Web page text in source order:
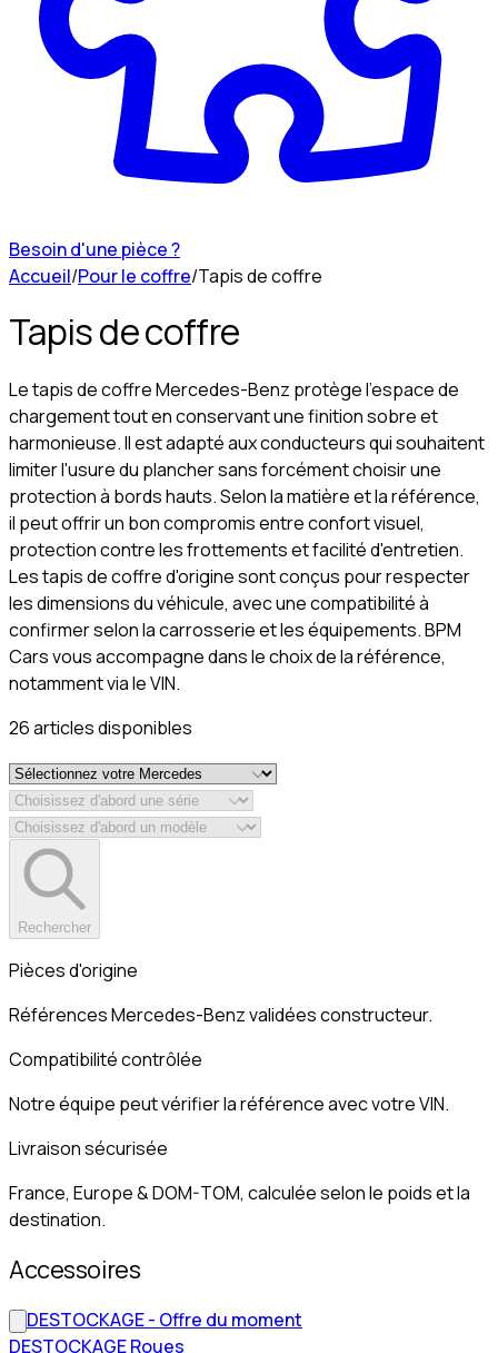
Besoin d'une pièce ?
Accueil/Pour le coffre/Tapis de coffre
Tapis de coffre
Le tapis de coffre Mercedes-Benz protège l'espace de
chargement tout en conservant une finition sobre et
harmonieuse. Il est adapté aux conducteurs qui souhaitent
limiter l'usure du plancher sans forcément choisir une
protection à bords hauts. Selon la matière et la référence,
il peut offrir un bon compromis entre confort visuel,
protection contre les frottements et facilité d'entretien.
Les tapis de coffre d'origine sont conçus pour respecter
les dimensions du véhicule, avec une compatibilité à
confirmer selon la carrosserie et les équipements. BPM
Cars vous accompagne dans le choix de la référence,
notamment via le VIN.
26articlesdisponibles
Rechercher
Pièces d'origine
Références Mercedes-Benz validées constructeur.
Compatibilité contrôlée
Notre équipe peut vérifier la référence avec votre VIN.
Livraison sécurisée
France, Europe & DOM-TOM, calculée selon le poids et la
destination.
Accessoires
DESTOCKAGE - Offre du moment
DESTOCKAGE Roues